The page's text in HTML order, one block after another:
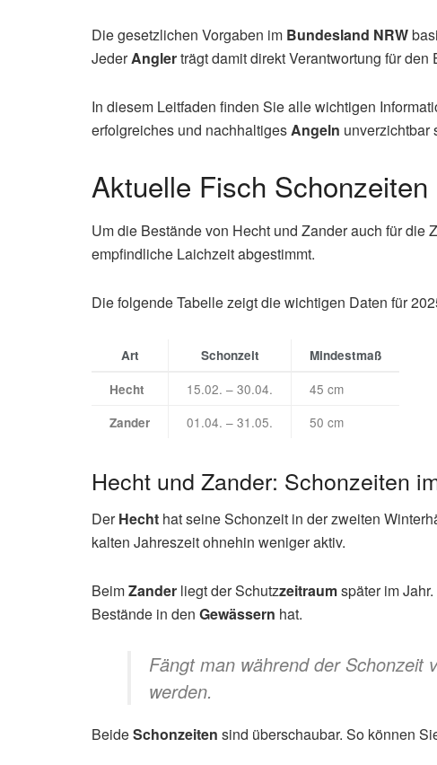
Die gesetzlichen Vorgaben im Bundesland NRW
JederAnglerträgt damit direkt Verantwortung für
In diesem Leitfaden finden Sie alle wichtigen
erfolgreiches und nachhaltigesAngeln unverzichtbar
Aktuelle Fisch
Um die Bestände von Hecht und Zander auch für
empfindliche Laichzeit abgestimmt.
Die folgende Tabelle zeigt die wichtigen Daten für
Art Schonzeit
Mindestmaß
Hecht
15.02. – 30.04. 45 cm
Zander 01.04. – 31.05. 50 cm
Hecht und Zander: Schonzeiten
DerHecht hat seine Schonzeit in der zweiten
kalten Jahreszeit ohnehin weniger aktiv.
BeimZander liegt der Schutzzeitraumspäter im
Bestände in den Gewässern hat.
Fängt man während der Schonzeit
werden.
BeideSchonzeiten sind überschaubar. So können